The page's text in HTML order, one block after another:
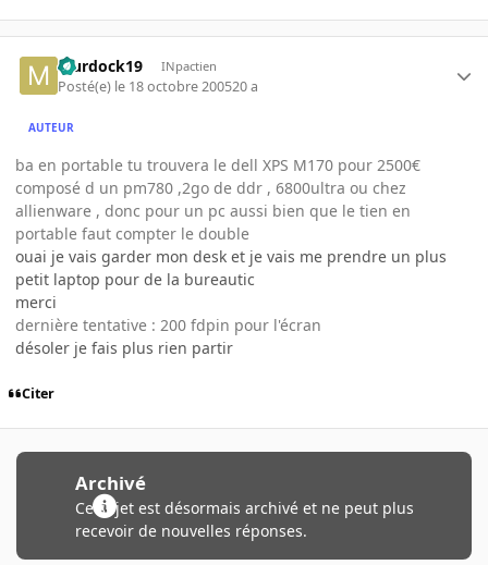
Murdock19 INpactien
Posté(e) le 18 octobre 200520 a
AUTEUR
ba en portable tu trouvera le dell XPS M170 pour 2500€
composé d un pm780 ,2go de ddr , 6800ultra ou chez
allienware , donc pour un pc aussi bien que le tien en
portable faut compter le double
ouai je vais garder mon desk et je vais me prendre un plus
petit laptop pour de la bureautic
merci
dernière tentative : 200 fdpin pour l'écran
désoler je fais plus rien partir
Citer
Archivé
Ce sujet est désormais archivé et ne peut plus
recevoir de nouvelles réponses.